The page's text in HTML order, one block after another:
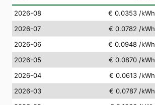
2026-08 € 0.0353 /kWh
2026-07
€ 0.0782 /kWh
2026-06
€ 0.0948 /kWh
2026-05
€ 0.0870 /kWh
2026-04
€ 0.0613 /kWh
2026-03
€ 0.0787 /kWh